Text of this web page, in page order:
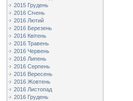
2015 Грудень
2016 Січень
2016 Лютий
2016 Березень
2016 Квітень
2016 Травень
2016 Червень
2016 Липень
2016 Серпень
2016 Вересень
2016 Жовтень
2016 Листопад
2016 Грудень